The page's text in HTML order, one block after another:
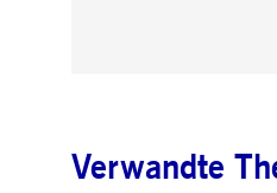
Verwandte